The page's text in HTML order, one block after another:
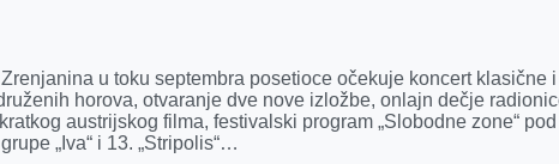
A
p
p
u toku septembra posetioce očekuje koncert klasične i
horova, otvaranje dve nove izložbe, onlajn dečje
austrijskog filma, festivalski program „Slobodne zone“
„Iva“ i 13. „Stripolis“…